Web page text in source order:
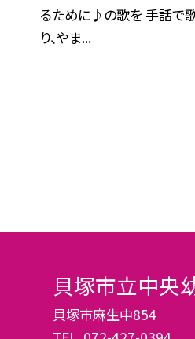
るために♪の歌を 手話で
り、やま...
貝塚市立中央
貝塚市麻生中854